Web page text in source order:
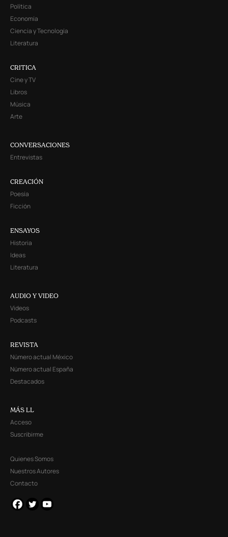
Política
Economía
Ciencia y Tecnología
Literatura
CRITICA
Cine y TV
Libros
Música
Arte
CONVERSACIONES
Entrevistas
CREACIÓN
Poesía
Ficción
ENSAYOS
Historia
Ideas
Literatura
AUDIO Y VIDEO
Videos
Podcasts
REVISTA
Número actual México
Número actual España
Destacados
MÁS LL
Acceso
Suscribirme
Quienes Somos
Nuestros Autores
Contacto